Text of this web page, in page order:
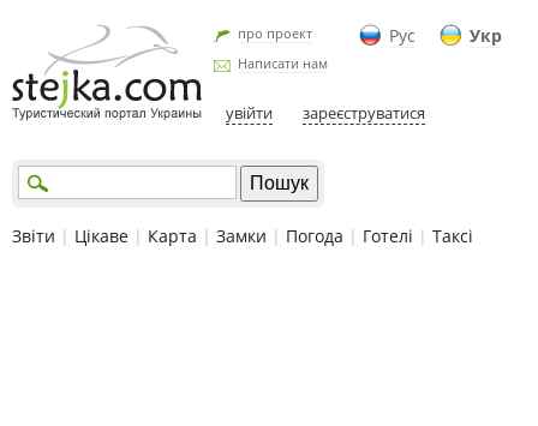
Рус Укр
про проект
Написати нам
увійти зареєструватися
Звіти | Цікаве | Карта | Замки | Погода | Готелі | Таксі